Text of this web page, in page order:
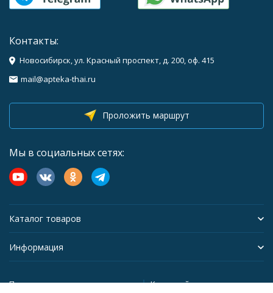
Контакты:
Новосибирск, ул. Красный проспект, д. 200, оф. 415
mail@apteka-thai.ru
Проложить маршрут
Мы в социальных сетях:
Каталог товаров
Информация
Политика персональных данных Карта сайта